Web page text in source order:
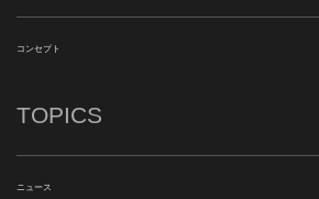
コンセプト
TOPICS
ニュース